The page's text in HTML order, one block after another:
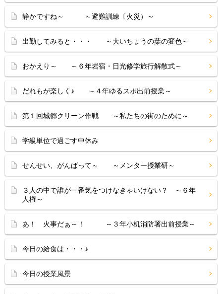
静かですね～ ～避難訓練〔火災）～
出勤してみると・・・ ～大いちょうの葉の変色～
おかえり～ ～６年岩宿・日光修学旅行解散式～
だれもが楽しく♪ ～４年ゆるスポ出前授業～
第１回城郷クリーン作戦 ～私たちの街のために～
学級単位で過ごす中休み
せんせい、がんばって～ ～メンター授業研～
３人の中で誰が一番気をつけなきゃいけない？ ～６年
人権～
あ！ 火事だぁ～！ ～３年小机消防署出前授業～
今日の給食は・・・♪
今日の授業風景